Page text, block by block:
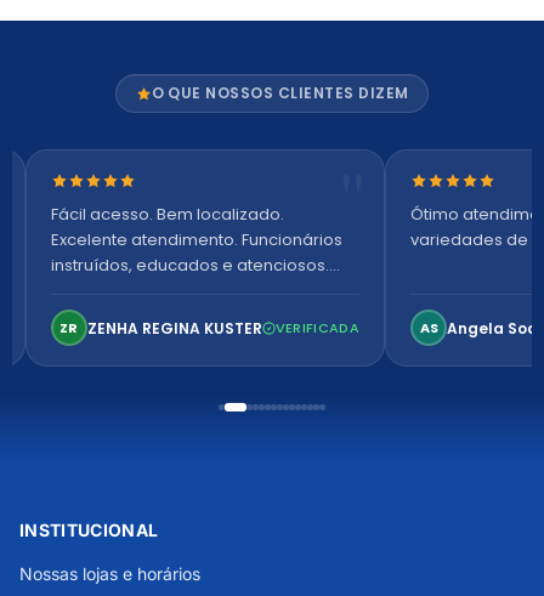
O QUE NOSSOS CLIENTES DIZEM
Nota 5 de 5 estrelas
Fácil acesso. Bem localizado.
Excelente atendimento. Funcionários
instruídos, educados e atenciosos.
confortável. Perfeito!
ZR ZENHA REGINA KUSTER VERIFICADA
Nota 5 de 5
Ótimo
variedades de
AS Angela
INSTITUCIONAL
Nossas lojas e horários